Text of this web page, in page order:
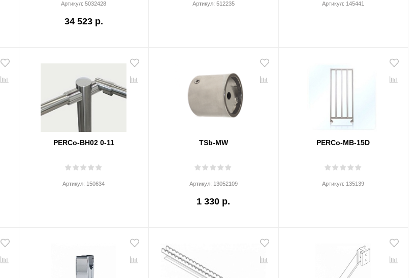
Артикул:5032428
34 523 р.
Артикул: 512235 Артикул: 145441
PERCo-BH02 0-11
Артикул: 150634
TSb-MW
Артикул: 13052109
1 330 р.
PERCo-MB-15D
Артикул: 135139